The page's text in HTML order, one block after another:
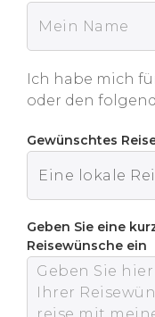
Ich habe mich
oder den
Gewünschtes
Geben Sie eine
Reisewünsche ein